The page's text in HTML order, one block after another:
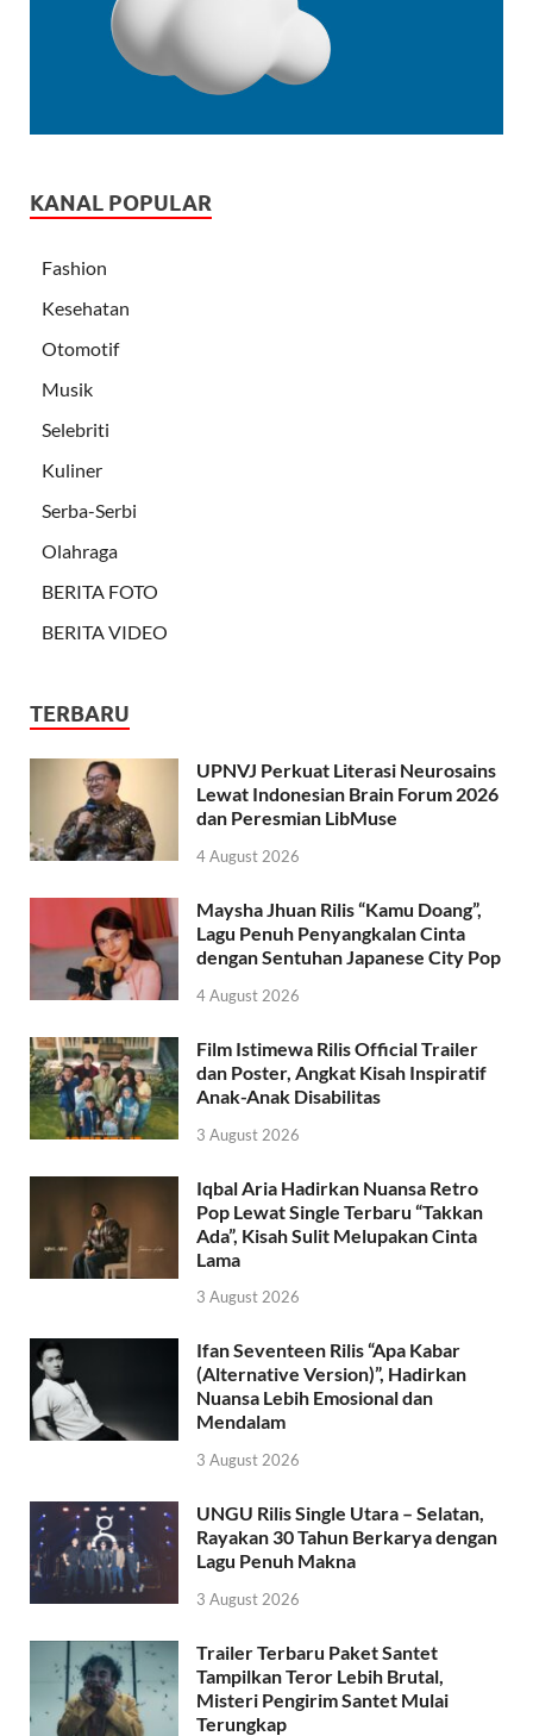
KANAL POPULAR
Fashion
Kesehatan
Otomotif
Musik
Selebriti
Kuliner
Serba-Serbi
Olahraga
BERITA FOTO
BERITA VIDEO
TERBARU
UPNVJ Perkuat Literasi Neurosains
Lewat Indonesian Brain Forum 2026
dan Peresmian LibMuse
4 August 2026
Maysha Jhuan Rilis “Kamu Doang”,
Lagu Penuh Penyangkalan Cinta
dengan Sentuhan Japanese City Pop
4 August 2026
Film Istimewa Rilis Official Trailer
dan Poster, Angkat Kisah Inspiratif
Anak-Anak Disabilitas
3 August 2026
Iqbal Aria Hadirkan Nuansa Retro
Pop Lewat Single Terbaru “Takkan
Ada”, Kisah Sulit Melupakan Cinta
Lama
3 August 2026
Ifan Seventeen Rilis “Apa Kabar
(Alternative Version)”, Hadirkan
Nuansa Lebih Emosional dan
Mendalam
3 August 2026
UNGU Rilis Single Utara – Selatan,
Rayakan 30 Tahun Berkarya dengan
Lagu Penuh Makna
3 August 2026
Trailer Terbaru Paket Santet
Tampilkan Teror Lebih Brutal,
Misteri Pengirim Santet Mulai
Terungkap